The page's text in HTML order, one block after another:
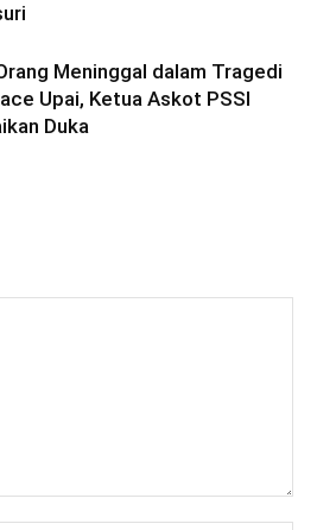
Meninggal dalam Tragedi
Upai, Ketua Askot PSSI
Duka